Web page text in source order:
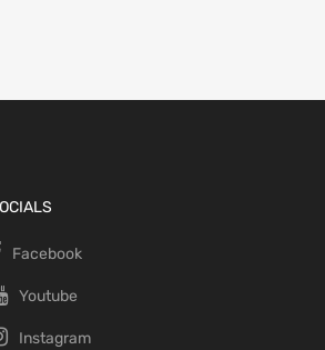
Facebook
Youtube
Instagram